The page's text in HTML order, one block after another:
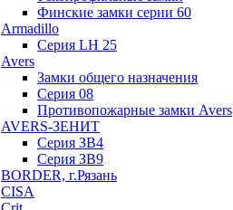
Финские замки серии 60
Armadillo
Серия LH 25
Avers
Замки общего назначения
Серия 08
Противопожарные замки Avers
AVERS-ЗЕНИТ
Серия ЗВ4
Серия ЗВ9
BORDER, г.Рязань
CISA